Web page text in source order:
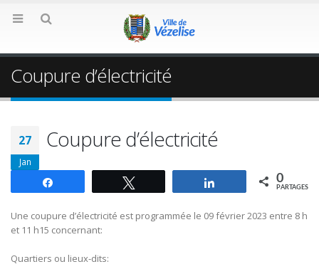
Coupure d’électricité
27
Jan
Coupure d’électricité
Partagez 0
PARTAGES
Une coupure d’électricité est programmée le 09 février 2023 entre 8 h
et 11 h15 concernant:
Quartiers ou lieux-dits: